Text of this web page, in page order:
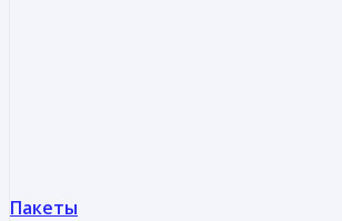
Пакеты